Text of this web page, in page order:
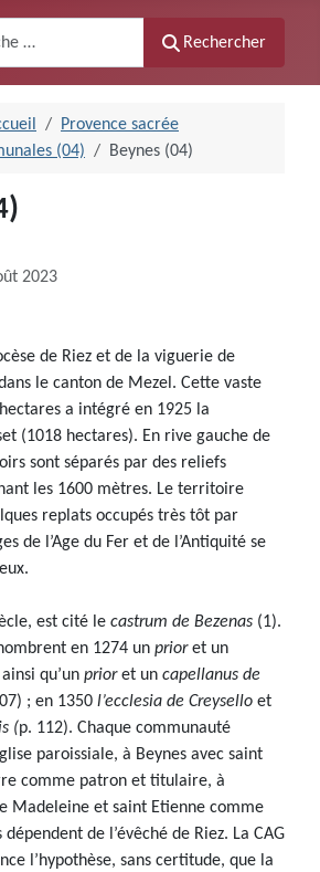
Rechercher
Provence sacrée
(04)
Beynes (04)
2023
de Riez et de la viguerie de
le canton de Mezel. Cette vaste
a intégré en 1925 la
(1018 hectares). En rive gauche de
sont séparés par des reliefs
les 1600 mètres. Le territoire
replats occupés très tôt par
de l’Age du Fer et de l’Antiquité se
est cité le castrum de Bezenas (1).
en 1274 un prioret un
ainsi qu’un prioret un capellanus de
; en 1350 l’ecclesia de Creysello et
(p. 112). Chaque communauté
paroissiale, à Beynes avec saint
comme patron et titulaire, à
Madeleine et saint Etienne comme
de l’évêché de Riez. La CAG
l’hypothèse, sans certitude, que la